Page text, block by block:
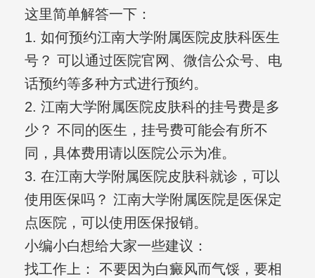
这里简单解答一下：
1. 如何预约江南大学附属医院皮肤科医生
号？ 可以通过医院官网、微信公众号、电
话预约等多种方式进行预约。
2. 江南大学附属医院皮肤科的挂号费是多
少？ 不同的医生，挂号费可能会有所不
同，具体费用请以医院公示为准。
3. 在江南大学附属医院皮肤科就诊，可以
使用医保吗？ 江南大学附属医院是医保定
点医院，可以使用医保报销。
小编小白想给大家一些建议：
找工作上： 不要因为白癜风而气馁，要相